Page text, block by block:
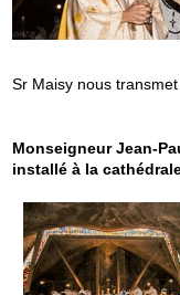
Sr Maisy nous
Monseigneur Jean-
installé à la